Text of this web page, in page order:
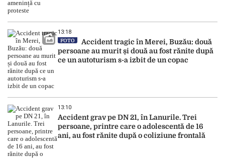
13:18
FOTO
Accident tragic în Merei, Buzău: două
persoane au murit și două au fost rănite după
ce un autoturism s-a izbit de un copac
13:10
Accident grav pe DN 21, în Lanurile. Trei
persoane, printre care o adolescentă de 16
ani, au fost rănite după o coliziune frontală